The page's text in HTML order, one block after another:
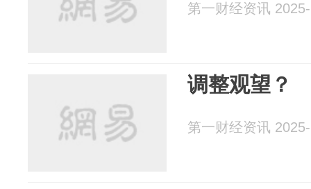
第一财经资讯
调整观望？
第一财经资讯